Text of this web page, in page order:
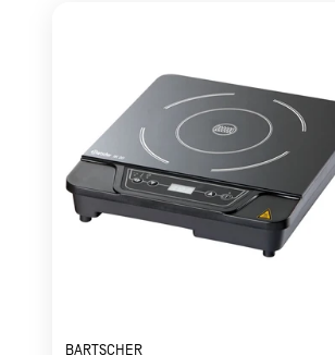
Kaikkilaitteet
BARTSCHER